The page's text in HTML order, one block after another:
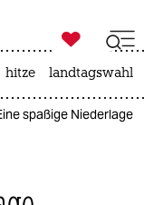

taz zahl ich
hitze landtagswahl
spaßige Niederlage